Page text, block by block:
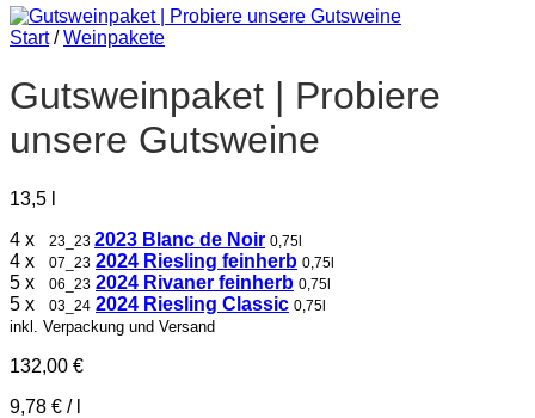
Start / Weinpakete
Gutsweinpaket | Probiere
unsere Gutsweine
13,5
4 x
23_23 2023 Blanc de Noir 0,75l
4 x 07_23 2024 Riesling feinherb 0,75l
5 x 06_23 2024 Rivaner feinherb 0,75l
5 x 03_24 2024 Riesling Classic 0,75l
inkl. Verpackung und Versand
132,00 €
9,78 € /